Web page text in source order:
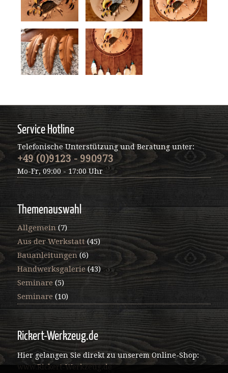
Service Hotline
Telefonische Unterstützung und Beratung unter:
+49 (0)9123 - 990973
Mo-Fr, 09:00 - 17:00 Uhr
Themenauswahl
Allgemein(7)
Aus der Werkstatt(45)
Bauanleitungen(6)
Handwerksgalerie(43)
Seminare (5)
Seminare(10)
Rickert-Werkzeug.de
Hier gelangen Sie direkt zu unserem Online-Shop:
www.Rickert-Werkzeug.de